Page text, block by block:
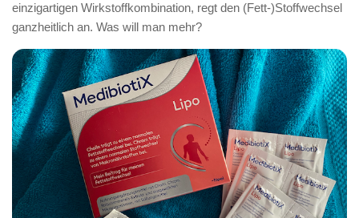
einzigartigen Wirkstoffkombination, regt den (Fett-)Stoffwechsel
ganzheitlich an. Was will man mehr?